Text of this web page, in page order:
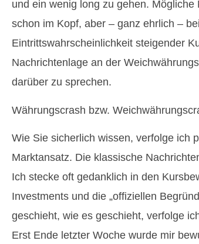
und ein wenig long zu gehen.
schon im Kopf, aber – ganz ehrlich –
Eintrittswahrscheinlichkeit steigender
Nachrichtenlage an der
darüber zu sprechen.
Währungscrash bzw.
Wie Sie sicherlich wissen, verfolge ich
Marktansatz. Die klassische
Ich stecke oft gedanklich in den
Investments und die „offiziellen
geschieht, wie es geschieht, verfolge
Erst Ende letzter Woche wurde mir